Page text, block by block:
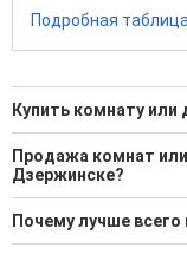
Подробная
Купить комнату
Ищите, как
28 актуальных и
Воспользуйтесь
подбора
Продажа комнат
Дзержинске?
Минимальная
Средняя: 1 271
Почему лучше всего